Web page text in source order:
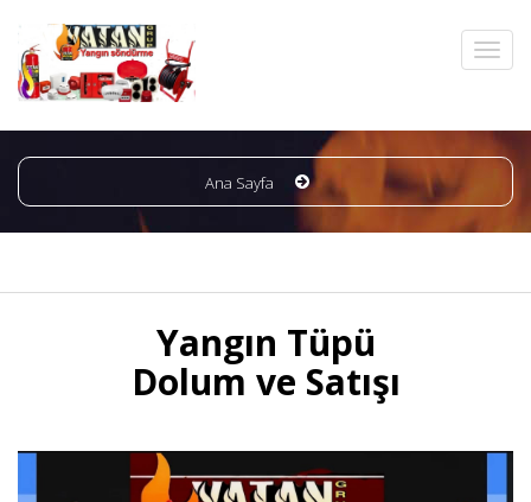
Ana Sayfa
Yangın Tüpü
Dolum ve Satışı